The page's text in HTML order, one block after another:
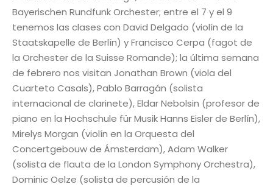
Bayerischen Rundfunk Orchester; entre el 7 y el 9
tenemos las clases con David Delgado (violín de la
Staatskapelle de Berlín) y Francisco Cerpa (fagot de
la Orchester de la Suisse Romande); la última semana
de febrero nos visitan Jonathan Brown (viola del
Cuarteto Casals), Pablo Barragán (solista
internacional de clarinete), Eldar Nebolsin (profesor de
piano en la Hochschule für Musik Hanns Eisler de Berlín),
Mirelys Morgan (violín en la Orquesta del
Concertgebouw de Ámsterdam), Adam Walker
(solista de flauta de la London Symphony Orchestra),
Dominic Oelze (solista de percusión de la